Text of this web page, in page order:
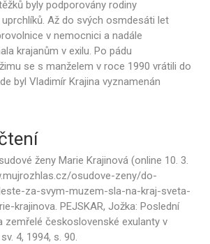
byly podporovány rodiny
Až do svých osmdesáti let
v nemocnici a nadále
krajanům v exilu. Po pádu
se s manželem v roce 1990 vrátili do
byl Vladimír Krajina vyznamenán
ženy Marie Krajinová (online 10. 3.
osudove-zeny/do-
za-svym-muzem-sla-na-kraj-sveta-
krajinova. PEJSKAR, Jožka: Poslední
zemřelé československé exulanty v
4, 1994, s. 90.